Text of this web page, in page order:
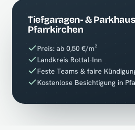
Tiefgaragen- &
Pfarrkirchen
Preis: ab 0,50 €/m²
Landkreis Rottal-Inn
Feste Teams & faire
Kostenlose Besichtigung in